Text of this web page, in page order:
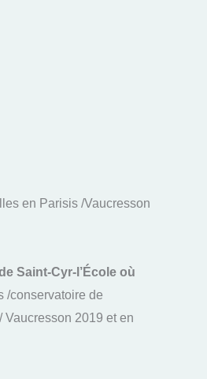
en Parisis /Vaucresson
Saint-Cyr-l’École où
/conservatoire de
2019 et en